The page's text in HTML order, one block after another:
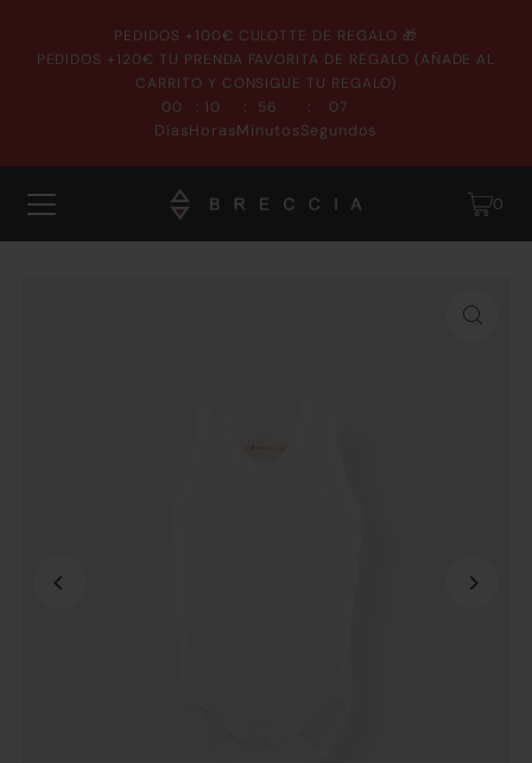
PEDIDOS +100€ CULOTTE DE REGALO 🎁
PEDIDOS +120€ TU PRENDA FAVORITA DE REGALO (AÑADE AL
CARRITO Y CONSIGUE TU REGALO)
00
Días
: 10
Horas
: 56
Minutos
: 07
Segundos
0